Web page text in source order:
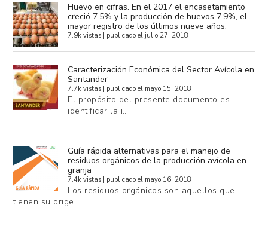
Huevo en cifras. En el 2017 el encasetamiento
creció 7.5% y la producción de huevos 7.9%, el
mayor registro de los últimos nueve años.
7.9k vistas | publicado el julio 27, 2018
Caracterización Económica del Sector Avícola en
Santander
7.7k vistas | publicado el mayo 15, 2018
El propósito del presente documento es
identificar la i…
Guía rápida alternativas para el manejo de
residuos orgánicos de la producción avícola en
granja
7.4k vistas | publicado el mayo 16, 2018
Los residuos orgánicos son aquellos que
tienen su orige…